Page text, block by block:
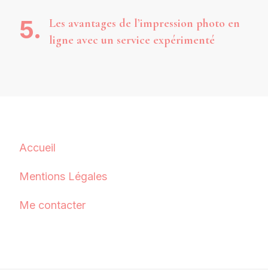
Les avantages de l’impression photo en
ligne avec un service expérimenté
Accueil
Mentions Légales
Me contacter